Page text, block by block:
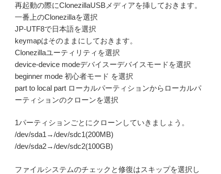
再起動の際にClonezillaUSBメディアを挿しておきます。
一番上のClonezillaを選択
JP-UTF8で日本語を選択
keymapはそのままにしておきます。
Clonezillaユーティリティを選択
device-device modeデバイスーデバイスモードを選択
beginner mode 初心者モード を選択
part to local part ローカルパーティションからローカルパ
ーティションのクローンを選択
1パーティションごとにクローンしていきましょう。
/dev/sda1→/dev/sdc1(200MB)
/dev/sda2→/dev/sdc2(100GB)
ファイルシステムのチェックと修復はスキップを選択し